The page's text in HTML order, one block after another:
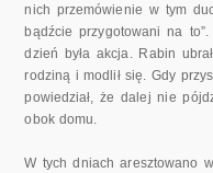
nich przemówienie w tym
bądź­cie przygotowani na
dzień była akcja. Rabin
rodziną i modlił się. Gdy
powiedział, że dalej nie
obok domu.
W tych dniach aresztowano